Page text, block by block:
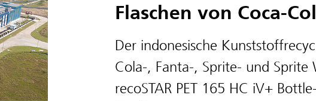
Flaschen von Coca-
Der indonesische
Cola-, Fanta-, Sprite- und
recoSTAR PET 165 HC iV+